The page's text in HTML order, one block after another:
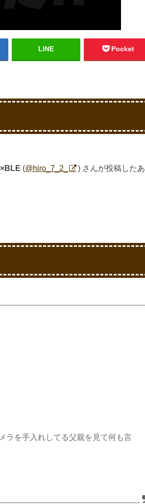
LINE Pocket
(@hiro_7_2_
) さんが投稿したあ
ラを手入れしてる父親を見て何も言